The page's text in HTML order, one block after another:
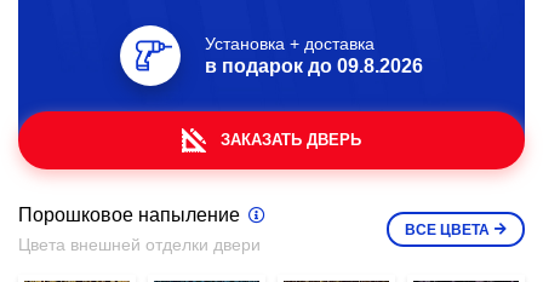
Установка + доставка
в подарок до 09.8.2026
ЗАКАЗАТЬ ДВЕРЬ
Порошковое напыление
Цвета внешней отделки двери
ВСЕ ЦВЕТА